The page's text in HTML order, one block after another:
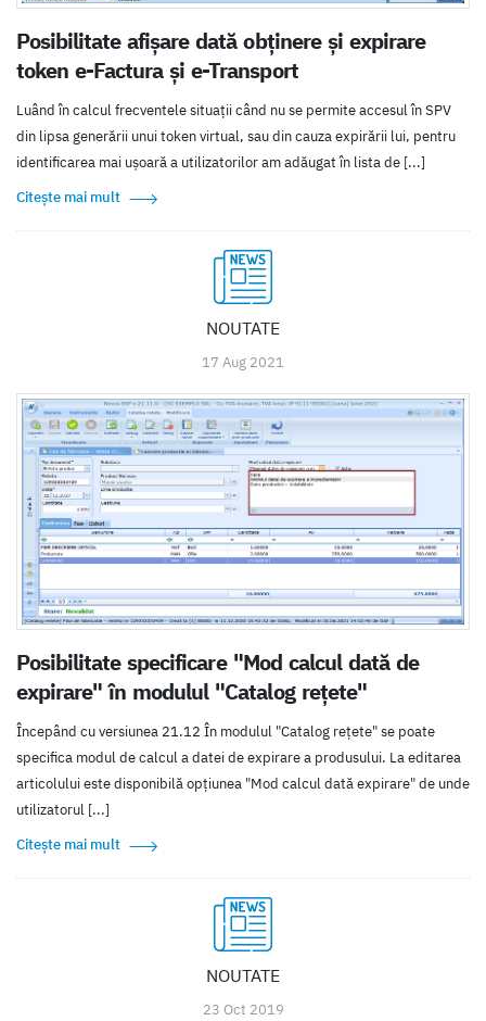
Posibilitate afișare dată obținere și expirare
token e-Factura și e-Transport
Luând în calcul frecventele situații când nu se permite accesul în SPV
din lipsa generării unui token virtual, sau din cauza expirării lui, pentru
identificarea mai ușoară a utilizatorilor am adăugat în lista de [...]
Citește mai mult
NOUTATE
17 Aug 2021
Posibilitate specificare "Mod calcul dată de
expirare" în modulul "Catalog rețete"
Începând cu versiunea 21.12 În modulul "Catalog rețete" se poate
specifica modul de calcul a datei de expirare a produsului. La editarea
articolului este disponibilă opțiunea "Mod calcul dată expirare" de unde
utilizatorul [...]
Citește mai mult
NOUTATE
23 Oct 2019